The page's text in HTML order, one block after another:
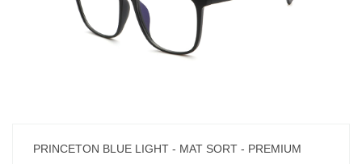
PRINCETON BLUE LIGHT - MAT SORT - PREMIUM